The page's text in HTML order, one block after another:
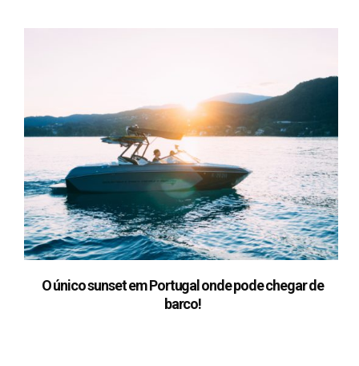
O único sunset em Portugal onde pode chegar de
barco!